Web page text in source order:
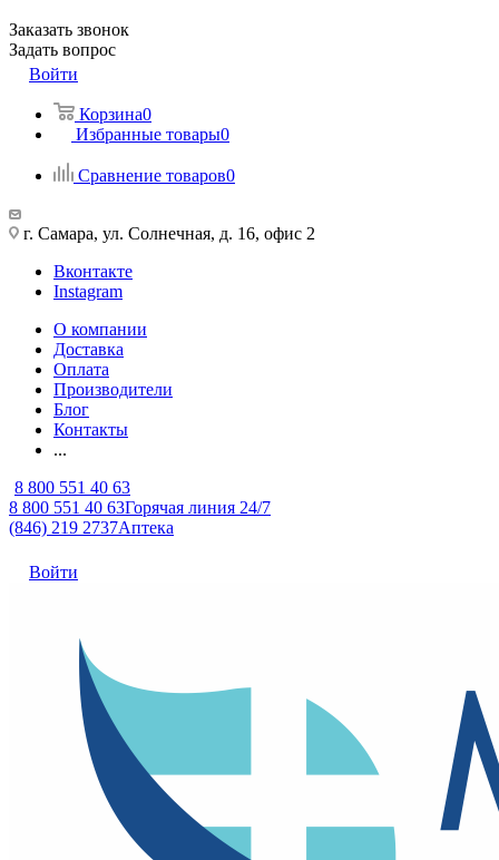
Заказать звонок
Задать вопрос
Войти
Корзина0
Избранные товары0
Сравнение товаров0
г. Самара, ул. Солнечная, д. 16, офис 2
Вконтакте
Instagram
О компании
Доставка
Оплата
Производители
Блог
Контакты
...
8 800 551 40 63
8 800 551 40 63Горячая линия 24/7
(846) 219 2737Аптека
Войти